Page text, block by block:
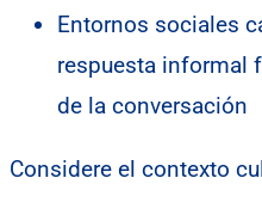
Entornos sociales
respuesta informal
de la conversación
Considere el contexto